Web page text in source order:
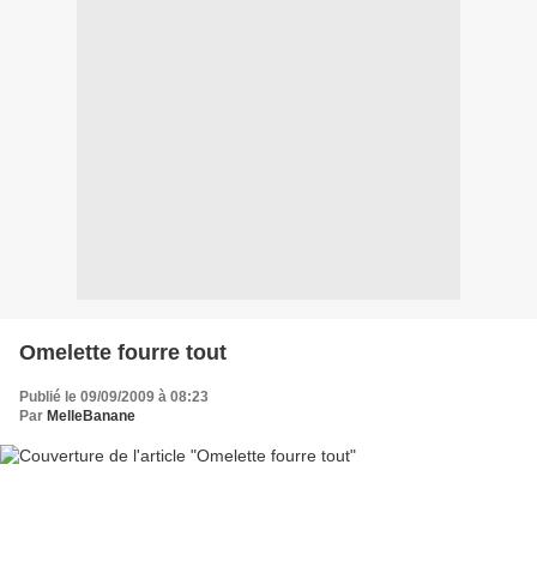
Omelette fourre tout
Publié le 09/09/2009 à 08:23
Par MelleBanane